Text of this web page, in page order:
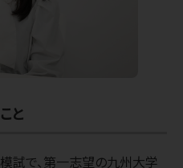
と
試で、第一志望の九州大学